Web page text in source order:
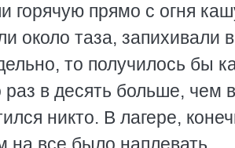
прямо с огня
около таза, запихивали
то получилось бы
в десять больше, чем в
никто. В лагере,